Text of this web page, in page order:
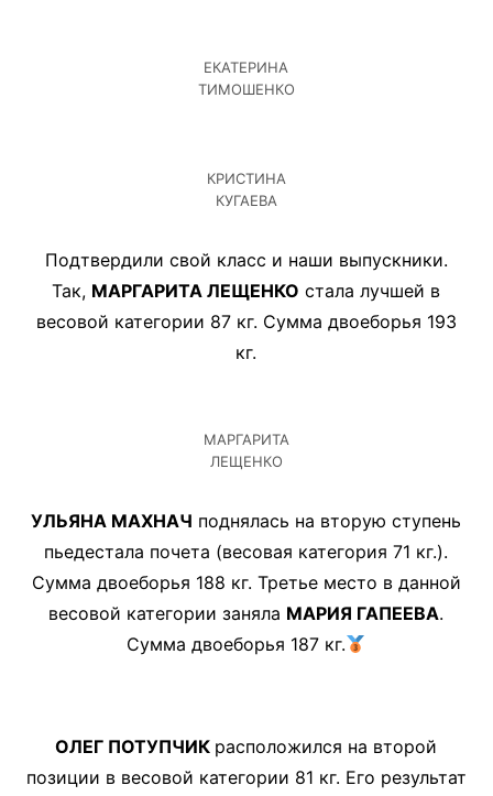
ЕКАТЕРИНА
ТИМОШЕНКО
КРИСТИНА
КУГАЕВА
Подтвердили свой класс и наши выпускники.
Так, МАРГАРИТА ЛЕЩЕНКО стала лучшей в
весовой категории 87 кг. Сумма двоеборья 193
кг.
МАРГАРИТА
ЛЕЩЕНКО
УЛЬЯНА МАХНАЧ поднялась на вторую ступень
пьедестала почета (весовая категория 71 кг.).
Сумма двоеборья 188 кг. Третье место в данной
весовой категории заняла МАРИЯ ГАПЕЕВА.
Сумма двоеборья 187 кг.
ОЛЕГ ПОТУПЧИК расположился на второй
позиции в весовой категории 81 кг. Его результат